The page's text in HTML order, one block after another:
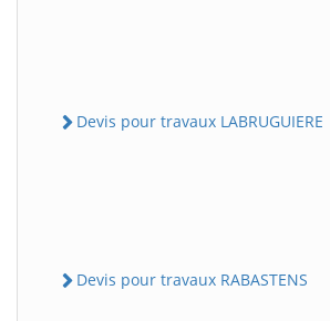
Devis pour travaux LABRUGUIERE
Devis pour travaux RABASTENS